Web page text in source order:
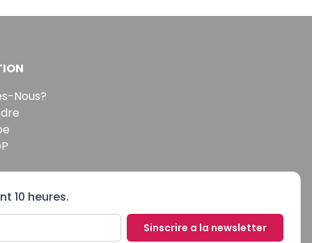
Nous?
10 heures.
Sinscrire a la newsletter